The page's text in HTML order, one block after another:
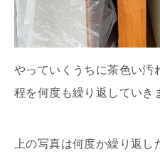
やっていくうちに茶色い汚
程を何度も繰り返していき
上の写真は何度か繰り返